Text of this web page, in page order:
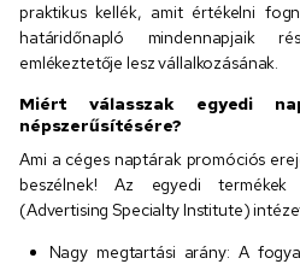
praktikus kellék, amit értékelni
határidőnapló mindennapjaik
emlékeztetője lesz vállalkozásának.
Miért válasszak egyedi
népszerűsítésére?
Ami a céges naptárak promóciós
beszélnek! Az egyedi
(Advertising Specialty Institute)
Nagy megtartási arány: A